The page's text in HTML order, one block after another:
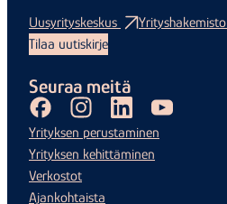
Uusyrityskeskus Yrityshakemisto
Tilaa uutiskirje
Seuraa meitä
FacebookInstagramLinkedInYoutube
Yrityksen perustaminen
Yrityksen kehittäminen
Verkostot
Ajankohtaista